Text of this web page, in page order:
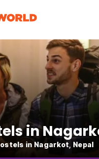
in
in Nagarkot, Nepal